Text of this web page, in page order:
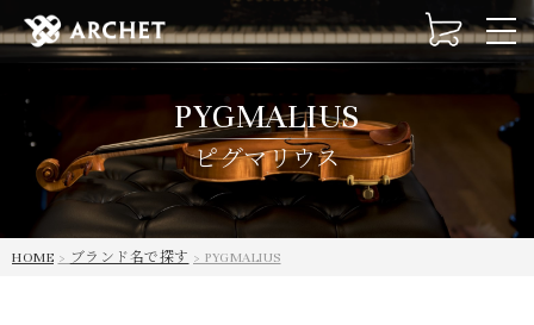
t
o
l
v
PYGMALIUS
ピグマリウス
HOME ブランド名で探す PYGMALIUS